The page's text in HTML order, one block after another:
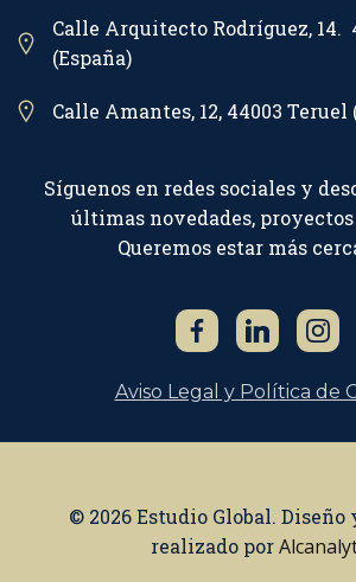
Calle Arquitecto Rodríguez, 14.
(España)
Calle Amantes, 12, 44003 Teruel
Síguenos en redes sociales y
últimas novedades, proyectos
Queremos estar más
Aviso Legal y Política de
© 2026 Estudio Global.
realizado por